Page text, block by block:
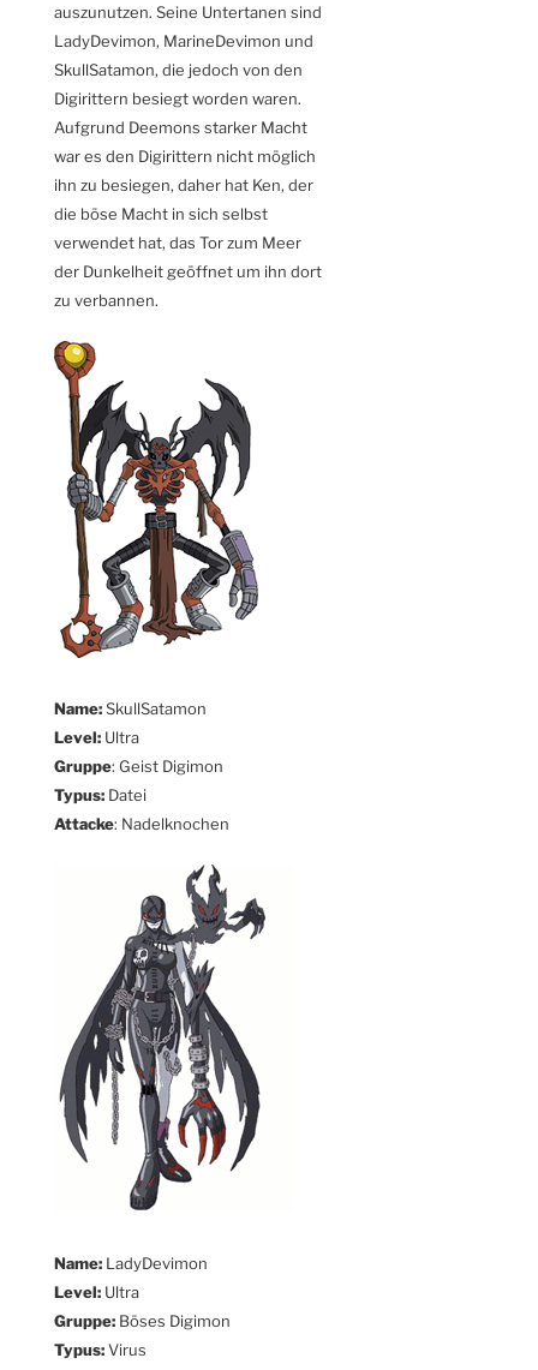
auszunutzen. Seine Untertanen sind
LadyDevimon, MarineDevimon und
SkullSatamon, die jedoch von den
Digirittern besiegt worden waren.
Aufgrund Deemons starker Macht
war es den Digirittern nicht möglich
ihn zu besiegen, daher hat Ken, der
die böse Macht in sich selbst
verwendet hat, das Tor zum Meer
der Dunkelheit geöffnet um ihn dort
zu verbannen.
Name:SkullSatamon
Level:Ultra
Gruppe: Geist Digimon
Typus:Datei
Attacke: Nadelknochen
Name:LadyDevimon
Level:Ultra
Gruppe:Böses Digimon
Typus:Virus